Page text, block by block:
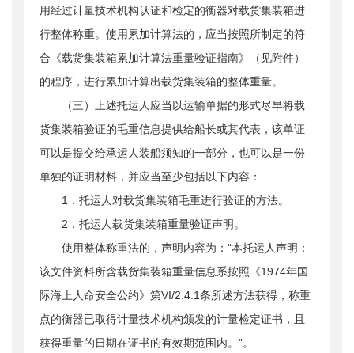
用经过计量技术机构认证和检定的衡器对载货集装箱进
行整体称重。使用累加计算法的，应当按照所制定的符
合《载货集装箱累加计算法重量验证指南》（见附件）
的程序，进行累加计算出载货集装箱的整体重量。
（三）上述托运人应当以运输单据的形式尽早将载
货集装箱验证的毛重信息提供给船长或其代表，该单证
可以是提交给承运人装船须知的一部分，也可以是一份
单独的证明材料，并应当至少包括以下内容：
1．托运人对载货集装箱毛重进行验证的方法。
2．托运人载货集装箱重量验证声明。
使用整体称重法的，声明内容为：“本托运人声明：
该文件资料所含载货集装箱重量信息系按照《1974年国
际海上人命安全公约》第VI/2.4.1条所述方法获得，称重
点的衡器已取得计量技术机构颁发的计量检定证书，且
获得重量的日期在证书的有效期范围内。”。